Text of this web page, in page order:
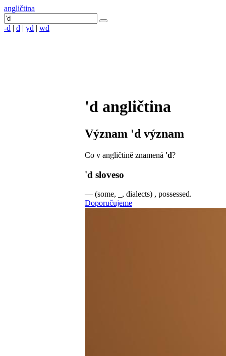
angličtina
-d | d | yd | wd
'd angličtina
Význam 'd význam
Co v angličtině znamená 'd?
'd sloveso
— (some, _, dialects) , possessed.
Doporučujeme